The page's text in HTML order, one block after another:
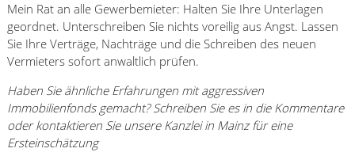
Mein Rat an alle Gewerbemieter: Halten Sie Ihre Unterlagen
geordnet. Unterschreiben Sie nichts voreilig aus Angst. Lassen
Sie Ihre Verträge, Nachträge und die Schreiben des neuen
Vermieters sofort anwaltlich prüfen.
Haben Sie ähnliche Erfahrungen mit aggressiven
Immobilienfonds gemacht? Schreiben Sie es in die Kommentare
oder kontaktieren Sie unsere Kanzlei in Mainz für eine
Ersteinschätzung